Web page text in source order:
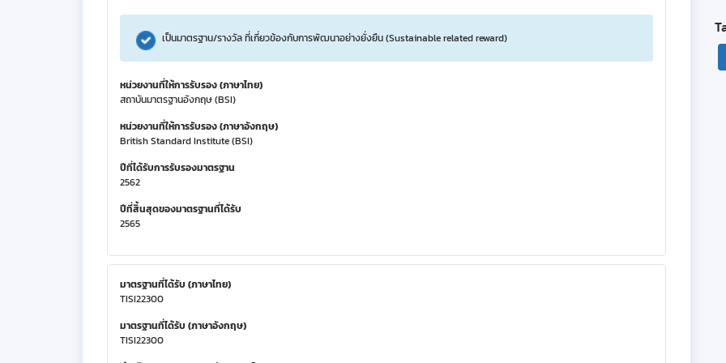
เป็นมาตรฐาน/รางวัล ที่เกี่ยวข้องกับการพัฒนาอย่างยั่งยืน (Sustainable related reward)
หน่วยงานที่ให้การรับรอง (ภาษาไทย)
สถาบันมาตรฐานอังกฤษ (BSI)
หน่วยงานที่ให้การรับรอง (ภาษาอังกฤษ)
British Standard Institute (BSI)
ปีที่ได้รับการรับรองมาตรฐาน
2562
ปีที่สิ้นสุดของมาตรฐานที่ได้รับ
2565
มาตรฐานที่ได้รับ (ภาษาไทย)
TISI22300
มาตรฐานที่ได้รับ (ภาษาอังกฤษ)
TISI22300